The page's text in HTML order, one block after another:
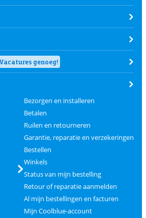
Vacatures genoeg!
Bezorgen en installeren
Betalen
Ruilen en retourneren
Garantie, reparatie en verzekeringen
Bestellen
Winkels
Status van mijn bestelling
Retour of reparatie aanmelden
Al mijn bestellingen en facturen
Mijn Coolblue-account